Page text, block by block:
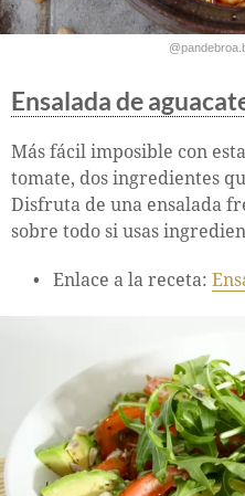
Ensalada de
Más fácil imposible con
tomate, dos ingredientes
Disfruta de una ensalada
sobre todo si usas
Enlace a la receta: